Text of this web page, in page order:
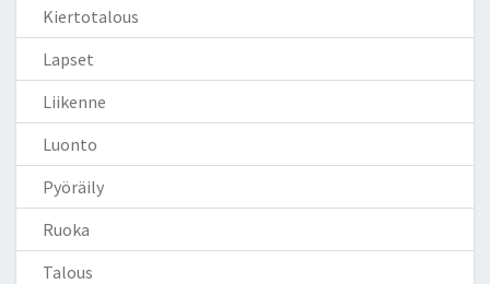
Kiertotalous
Lapset
Liikenne
Luonto
Pyöräily
Ruoka
Talous